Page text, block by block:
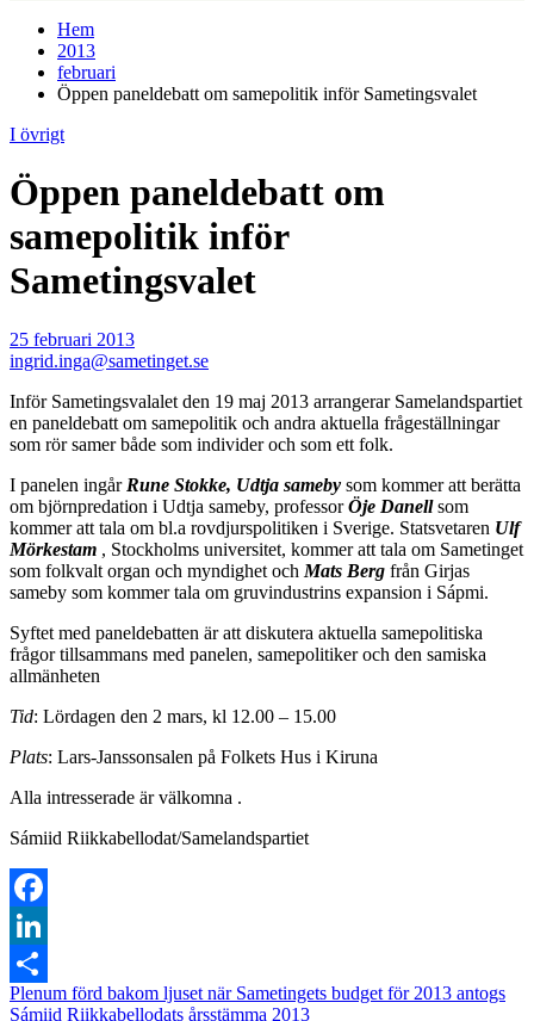
Hem
2013
februari
Öppen paneldebatt om samepolitik inför Sametingsvalet
I övrigt
Öppen paneldebatt om
samepolitik inför
Sametingsvalet
25 februari 2013
ingrid.inga@sametinget.se
Inför Sametingsvalalet den 19 maj 2013 arrangerar Samelandspartiet
en paneldebatt om samepolitik och andra aktuella frågeställningar
som rör samer både som individer och som ett folk.
I panelen ingår Rune Stokke, Udtja sameby som kommer att berätta
om björnpredation i Udtja sameby, professorÖje Danellsom
kommer att tala om bl.a rovdjurspolitiken i Sverige. Statsvetaren Ulf
Mörkestam , Stockholms universitet, kommer att tala om Sametinget
som folkvalt organ och myndighet och Mats Berg från Girjas
sameby som kommer tala om gruvindustrins expansion i Sápmi.
Syftet med paneldebatten är att diskutera aktuella samepolitiska
frågor tillsammans med panelen, samepolitiker och den samiska
allmänheten
Tid: Lördagen den 2 mars, kl 12.00 – 15.00
Plats: Lars-Janssonsalen på Folkets Hus i Kiruna
Alla intresserade är välkomna .
Sámiid Riikkabellodat/Samelandspartiet
Facebook
LinkedIn
Dela
Plenum förd bakom ljuset när Sametingets budget för 2013 antogs
Sámiid Riikkabellodats årsstämma 2013